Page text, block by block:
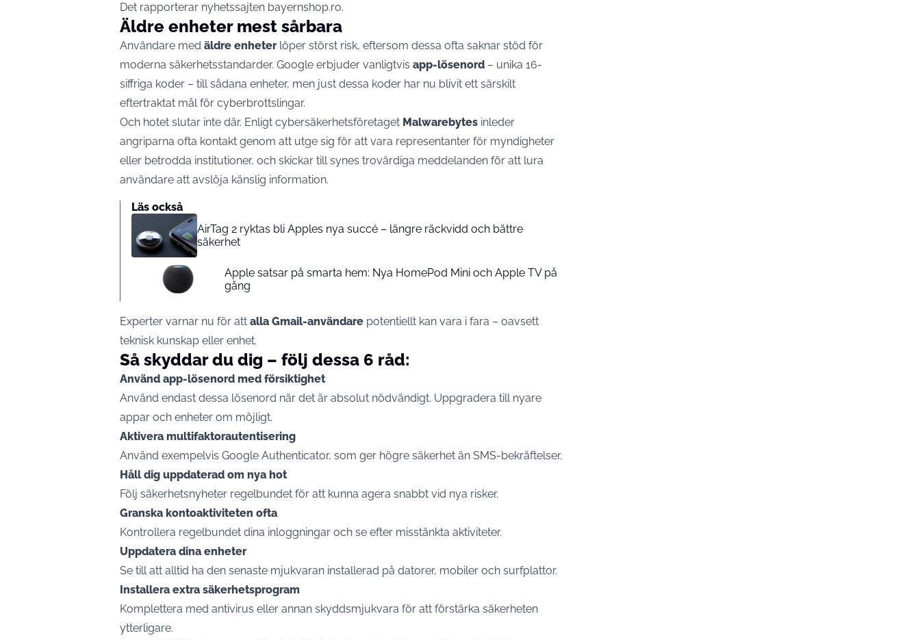
Det rapporterar nyhetssajten bayernshop.ro.
Äldre enheter mest sårbara
Användare med äldre enheterlöper störst risk, eftersom dessa ofta saknar stöd för
moderna säkerhetsstandarder. Google erbjuder vanligtvis app-lösenord – unika 16-
siffriga koder – till sådana enheter, men just dessa koder har nu blivit ett särskilt
eftertraktat mål för cyberbrottslingar.
Och hotet slutar inte där. Enligt cybersäkerhetsföretaget Malwarebytes inleder
angriparna ofta kontakt genom att utge sig för att vara representanter för myndigheter
eller betrodda institutioner, och skickar till synes trovärdiga meddelanden för att lura
användare att avslöja känslig information.
Läs också
AirTag 2 ryktas bli Apples nya succé – längre räckvidd och bättre
säkerhet
Apple satsar på smarta hem: Nya HomePod Mini och Apple TV på
gång
Experter varnar nu för att alla Gmail-användare potentiellt kan vara i fara – oavsett
teknisk kunskap eller enhet.
Så skyddar du dig – följ dessa 6 råd:
Använd app-lösenord med försiktighet
Använd endast dessa lösenord när det är absolut nödvändigt. Uppgradera till nyare
appar och enheter om möjligt.
Aktivera multifaktorautentisering
Använd exempelvis Google Authenticator, som ger högre säkerhet än SMS-bekräftelser.
Håll dig uppdaterad om nya hot
Följ säkerhetsnyheter regelbundet för att kunna agera snabbt vid nya risker.
Granska kontoaktiviteten ofta
Kontrollera regelbundet dina inloggningar och se efter misstänkta aktiviteter.
Uppdatera dina enheter
Se till att alltid ha den senaste mjukvaran installerad på datorer, mobiler och surfplattor.
Installera extra säkerhetsprogram
Komplettera med antivirus eller annan skyddsmjukvara för att förstärka säkerheten
ytterligare.